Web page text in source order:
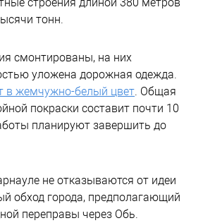
тонн.
смонтированы, на них
уложена дорожная одежда.
в жемчужно-белый цвет . Общая
покраски составит почти 10
планируют завершить до
не отказываются от идеи
обход города, предполагающий
переправы через Обь.